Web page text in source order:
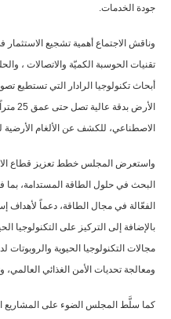
جودة الخدمات.
وناقش الاجتماع أهمية تشجيع الاستثمار
تقنيات الحوسبة الكميّة والاتصالات ،
أبحاث تكنولوجيا الرادار التي تستطيع
الأرض
الاصطناعي، للكشف عن الألغام الأرضية
واستعرض المجلس خطط تعزيز قطاع
البحث في حلول الطاقة المستدامة، بما
بالإضافة إلى التركيز على التكنولوجيا
مجالات التكنولوجيا الحيوية
ومعالجة تحديات الأمن الغذائي العالمي،
كما سلَّط المجلس الضوء على المشاريع